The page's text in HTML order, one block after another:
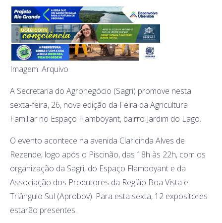
Imagem: Arquivo
A Secretaria do Agronegócio (Sagri) promove nesta
sexta-feira, 26, nova edição da Feira da Agricultura
Familiar no Espaço Flamboyant, bairro Jardim do Lago.
O evento acontece na avenida Claricinda Alves de
Rezende, logo após o Piscinão, das 18h às 22h, com os
organização da Sagri, do Espaço Flamboyant e da
Associação dos Produtores da Região Boa Vista e
Triângulo Sul (Aprobov). Para esta sexta, 12 expositores
estarão presentes.